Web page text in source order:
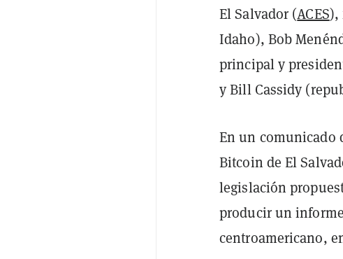
El Salvador (ACES),
Idaho), Bob
principal y
y Bill Cassidy
En un comunicado
Bitcoin de El
legislación
producir un
centroamericano,